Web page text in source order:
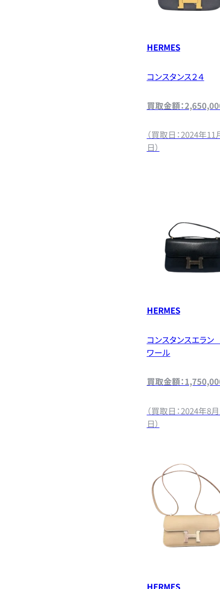
HERMES
コンスタンス２４
買取金額：
（買取日：2024年11
日）
HERMES
コンスタンスエラ
ワール
買取金額：
（買取日：2024年8
日）
HERMES